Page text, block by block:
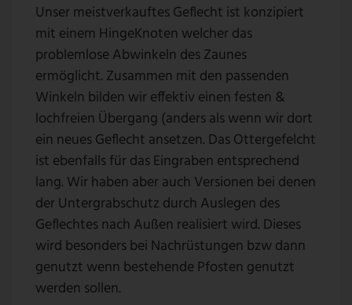
Unser meistverkauftes Geflecht ist konzipiert
mit einem HingeKnoten welcher das
problemlose Abwinkeln des Zaunes
ermöglicht. Zusammen mit den passenden
Winkeln bilden wir effektiv einen festen &
lochfreien Übergang (anders als wenn wir dort
ein neues Geflecht ansetzen. Das Ottergefelcht
ist ebenfalls für das Eingraben entsprechend
lang. Wir haben aber auch Versionen bei denen
der Untergrabschutz durch Auslegen des
Geflechtes nach Außen realisiert wird. Dieses
wird besonders bei Nachrüstungen bzw dann
genutzt wenn bestehende Pfosten genutzt
werden sollen.